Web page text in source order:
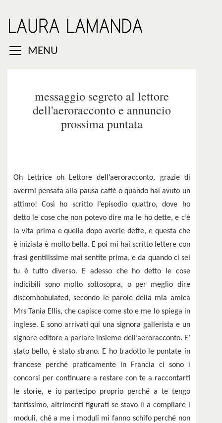
MENU
messaggio segreto al lettore
dell'aeroracconto e annuncio
prossima puntata
Oh Lettrice oh Lettore dell’aeroracconto, grazie di
avermi pensata alla pausa caffè o quando hai avuto un
attimo! Così ho scritto l’episodio quattro, dove ho
detto le cose che non potevo dire ma le ho dette, e c’è
la vita prima e quella dopo averle dette, e questa che
è iniziata è molto bella. E poi mi hai scritto lettere con
frasi gentilissime mai sentite prima, e da quando ci sei
tu è tutto diverso. E adesso che ho detto le cose
indicibili sono molto sottosopra, o per meglio dire
discombobulated, secondo le parole della mia amica
Mrs Tania Ellis, che capisce come sto e me lo spiega in
inglese. E sono arrivati qui una signora gallerista e un
signore editore a parlare insieme dell’aeroracconto. E’
stato bello, è stato strano. E ho tradotto le puntate in
francese perché praticamente in Francia ci sono i
concorsi per continuare a restare con te a raccontarti
le storie, e io partecipo proprio perché a te tengo
tantissimo, altrimenti figurati se stavo lì a compilare i
moduli, ché a me i moduli mi fanno schifo perché non